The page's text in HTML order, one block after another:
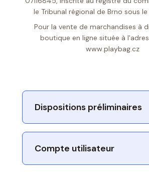
le Tribunal régional de Brno sous
Pour la vente de marchandises à
boutique en ligne située à
www.playbag.cz
Dispositions préliminaires
Compte utilisateur